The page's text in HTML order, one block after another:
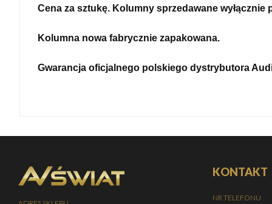
Cena za sztukę. Kolumny sprzedawane wyłącznie
Kolumna nowa fabrycznie zapakowana.
Gwarancja oficjalnego polskiego dystrybutora
KONTAKT
NR TELEFONU